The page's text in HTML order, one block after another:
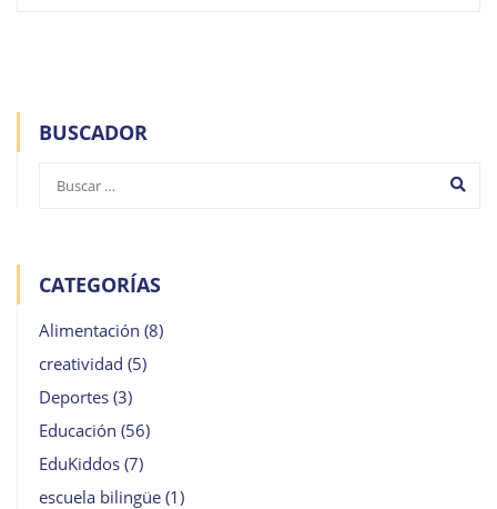
BUSCADOR
CATEGORÍAS
Alimentación (8)
creatividad (5)
Deportes (3)
Educación (56)
EduKiddos (7)
escuela bilingüe (1)